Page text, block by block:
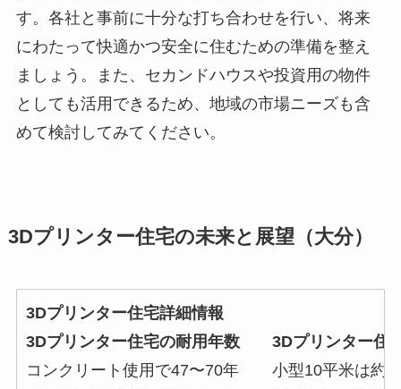
す。各社と事前に十分な打ち合わせを行い、将来
にわたって快適かつ安全に住むための準備を整え
ましょう。また、セカンドハウスや投資用の物件
としても活用できるため、地域の市場ニーズも含
めて検討してみてください。
3Dプリンター住宅の未来と展望（大分）
3Dプリンター住宅詳細情報
3Dプリンター住宅の耐用年数
コンクリート使用で47〜70年
3Dプリンター住
小型10平米は約